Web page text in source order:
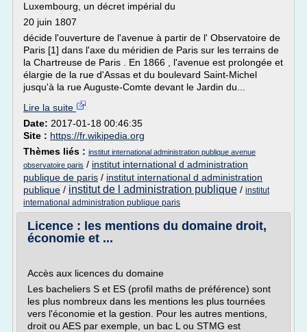
Luxembourg, un décret impérial du
20 juin 1807
décide l'ouverture de l'avenue à partir de l' Observatoire de
Paris [1] dans l'axe du méridien de Paris sur les terrains de
la Chartreuse de Paris . En 1866 , l'avenue est prolongée et
élargie de la rue d'Assas et du boulevard Saint-Michel
jusqu'à la rue Auguste-Comte devant le Jardin du...
Lire la suite
Date: 2017-01-18 00:46:35
Site : https://fr.wikipedia.org
Thèmes liés : institut international administration publique avenue
observatoire paris / institut international d administration
publique de paris / institut international d administration
publique / institut de l administration publique / institut
international administration publique paris
Licence : les mentions du domaine droit,
économie et ...
Accès aux licences du domaine
Les bacheliers S et ES (profil maths de préférence) sont
les plus nombreux dans les mentions les plus tournées
vers l'économie et la gestion. Pour les autres mentions,
droit ou AES par exemple, un bac L ou STMG est